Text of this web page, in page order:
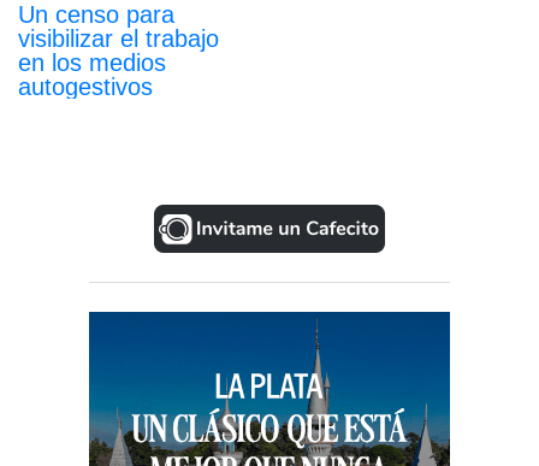
Un censo para
visibilizar el trabajo
en los medios
autogestivos